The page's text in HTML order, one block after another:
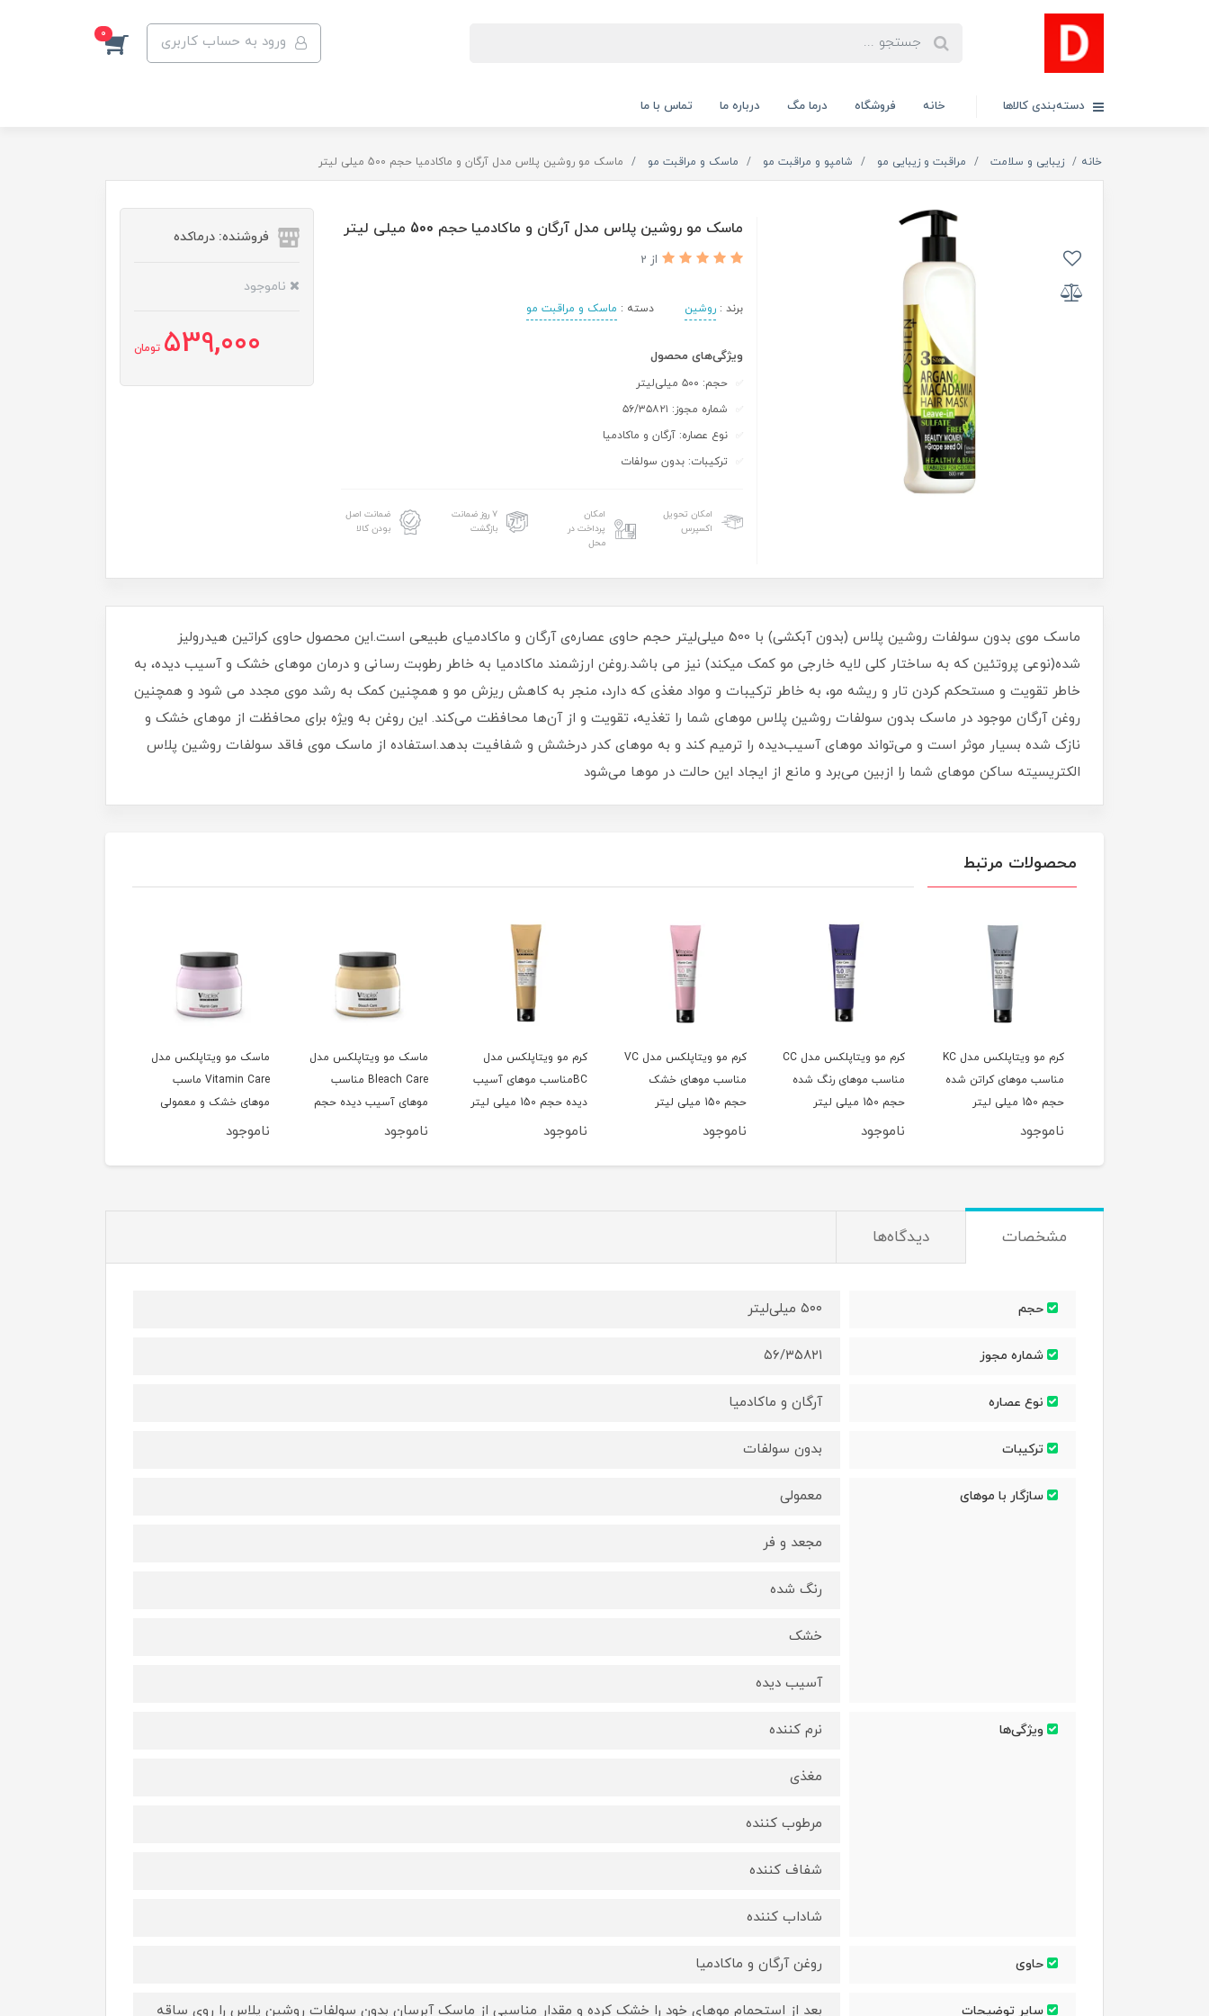
ورود به حساب کاربری 0
دسته‌بندی کالاها خانه فروشگاه درما مگ درباره ما تماس با ما
خانه زیبایی و سلامت مراقبت و زیبایی مو شامپو و مراقبت مو ماسک و مراقبت مو ماسک مو روشین پلاس مدل آرگان و ماکادمیا حجم 500 میلی لیتر
ماسک مو روشین پلاس مدل آرگان و ماکادمیا حجم 500 میلی لیتر
از 2
برند :روشین دسته : ماسک و مراقبت مو
ویژگی‌های محصول
حجم: ۵۰۰ میلی‌لیتر
شماره مجوز: ۵۶/۳۵۸۲۱
نوع عصاره: آرگان و ماکادمیا
ترکیبات: بدون سولفات
امکان تحویل
اکسپرس
امکان
پرداخت در
محل
۷ روز ضمانت
بازگشت
ضمانت اصل
بودن کالا
فروشنده: درماکده
ناموجود
539,000 تومان
ماسک موی بدون سولفات روشین پلاس (بدون آبکشی) با 500 میلی‌لیتر حجم حاوی عصاره‌ی آرگان و ماکادمیای طبیعی است.این محصول حاوی کراتین هیدرولیز
شده(نوعی پروتئین که به ساختار کلی لایه خارجی مو کمک میکند) نیز می باشد.روغن ارزشمند ماکادمیا به خاطر رطوبت رسانی و درمان موهای خشک و آسیب دیده، به
خاطر تقویت و مستحکم کردن تار و ریشه مو، به خاطر ترکیبات و مواد مغذی که دارد، منجر به کاهش ریزش مو و همچنین کمک به رشد موی مجدد می شود و همچنین
روغن آرگان موجود در ماسک بدون سولفات روشین پلاس موهای شما را تغذیه، تقویت و از آن‌ها محافظت می‌کند. این روغن به ویژه برای محافظت از موهای خشک و
نازک شده بسیار موثر است و می‌تواند موهای آسیب‌دیده را ترمیم کند و به موهای کدر درخشش و شفافیت بدهد.استفاده از ماسک موی فاقد سولفات روشین پلاس
الکتریسیته ساکن موهای شما را ازبین می‌برد و مانع از ایجاد این حالت در موها می‌شود
محصولات مرتبط
کرم مو ویتاپلکس مدل KC
مناسب موهای کراتن شده
حجم 150 میلی لیتر
ناموجود
کرم مو ویتاپلکس مدل CC
مناسب موهای رنگ شده
حجم 150 میلی لیتر
ناموجود
کرم مو ویتاپلکس مدل VC
مناسب موهای خشک
حجم 150 میلی لیتر
ناموجود
کرم مو ویتاپلکس مدل
BCمناسب موهای آسیب
دیده حجم 150 میلی لیتر
ناموجود
ماسک مو ویتاپلکس مدل
Bleach Care مناسب
موهای آسیب دیده حجم
500 میلی لیتر
ناموجود
ماسک مو ویتاپلکس مدل
Vitamin Care ماسب
موهای خشک و معمولی
حجم 500 میلی لیتر
ناموجود
مشخصات دیدگاه‌ها
حجم ۵۰۰ میلی‌لیتر
شماره مجوز ۵۶/۳۵۸۲۱
نوع عصاره آرگان و ماکادمیا
ترکیبات بدون سولفات
سازگار با موهای معمولی
مجعد و فر
رنگ شده
خشک
آسیب دیده
ویژگی‌ها نرم کننده
مغذی
مرطوب کننده
شفاف کننده
شاداب کننده
حاوی روغن آرگان و ماکادمیا
سایر توضیحات بعد از استحمام موهای خود را خشک کرده و مقدار مناسبی از ماسک آبرسان بدون سولفات روشین پلاس را روی ساقه